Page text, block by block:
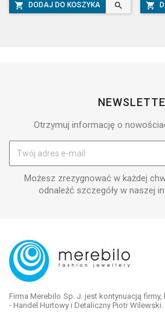
 DODAJ DO KOSZYKA  
Otrzymuj informację o
Możesz zrezygnować w każdej
odnaleźć szczegóły w naszej
Firma Merebilo Sp. J. jest kontynuacją
- Handel Hurtowy i Detaliczny Piotr Wilewski.